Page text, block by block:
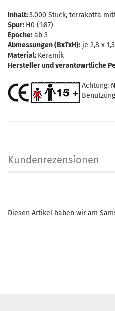
Inhalt:3.000 Stück, terrakotta
Spur: H0 (1:87)
Epoche: ab 3
Abmessungen (BxTxH): je 2,8 x
Material: Keramik
Hersteller und verantowrtliche
Achtung:
Kundenrezensionen
Diesen Artikel haben wir am